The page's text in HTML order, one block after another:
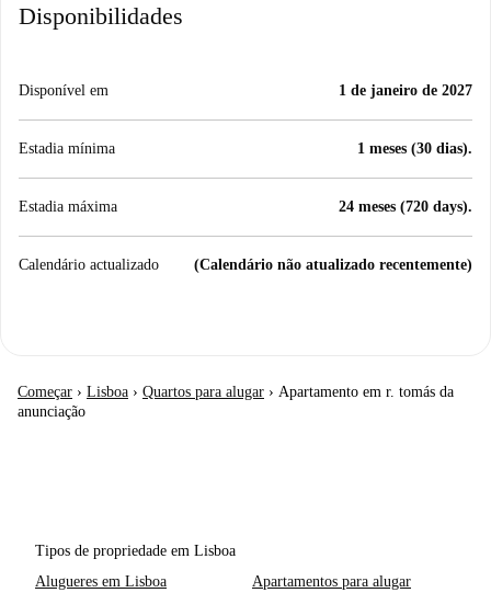
Disponibilidades
Disponível em 1 de janeiro de 2027
Estadia mínima 1 meses (30 dias).
Estadia máxima 24 meses (720 days).
Calendário actualizado (Calendário não atualizado recentemente)
Começar › Lisboa › Quartos para alugar › Apartamento em r. tomás da
anunciação
Tipos de propriedade em Lisboa
Alugueres em Lisboa
Apartamentos para alugar